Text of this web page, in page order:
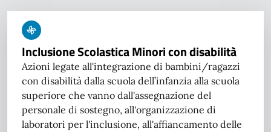
Inclusione Scolastica Minori con disabilità
Azioni legate all'integrazione di bambini/ragazzi
con disabilità dalla scuola dell’infanzia alla scuola
superiore che vanno dall'assegnazione del
personale di sostegno, all'organizzazione di
laboratori per l'inclusione, all'affiancamento delle